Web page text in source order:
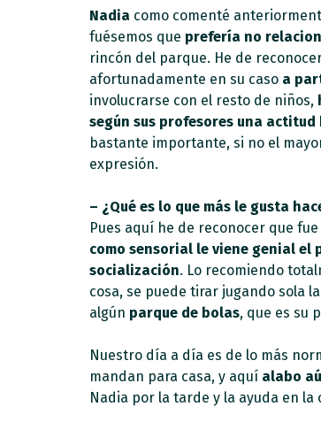
Nadia como comenté
fuésemos que prefería no
rincón del parque. He de
afortunadamente en su caso a
involucrarse con el resto de niños,
según sus profesores una
bastante importante, si no el
expresión.
– ¿Qué es lo que más le gusta
Pues aquí he de reconocer que
como sensorial le viene genial el
socialización. Lo recomiendo
cosa, se puede tirar jugando sola
algún parque de bolas, que es su
Nuestro día a día es de lo más
mandan para casa, y aquíalabo
Nadia por la tarde y la ayuda en